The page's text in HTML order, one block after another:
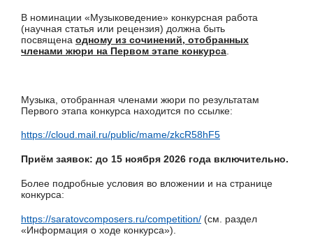
В номинации «Музыковедение» конкурсная работа
(научная статья или рецензия) должна быть
посвящена одному из сочинений, отобранных
членами жюри на Первом этапе конкурса
Музыка, отобранная членами жюри по результатам
Первого этапа конкурса находится по ссылке:
https://cloud.mail.ru/public/mame/zkcR58hF5
Приём заявок: до 15 ноября 2026 года включительно.
Более подробные условия во вложении и на странице
конкурса:
https://saratovcomposers.ru/competition/ (см. раздел
«Информация о ходе конкурса»).